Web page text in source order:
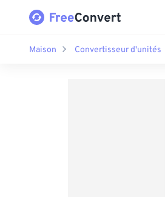
Maison Convertisseur d'unités